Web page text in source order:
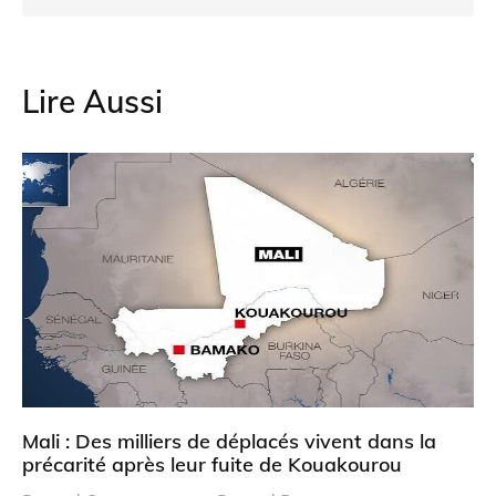
Lire Aussi
Mali : Des milliers de déplacés vivent dans la
précarité après leur fuite de Kouakourou